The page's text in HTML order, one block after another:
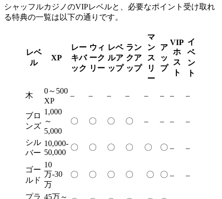
シャッフルカジノのVIPレベルと、必要なポイント受け取れ
る特典の一覧は以下の通りです。
レベ
ル
XP
レー
キバ
ック
ウィ
ーク
リー
レベ
ルア
ップ
ラン
クア
ップ
マ
ン
ス
リ
ー
ア
ッ
プ
VIP
ホ
ス
ト
イ
ベ
ン
ト
木
0～500
XP
– – – – – – – –
ブロ
ンズ
1,000
～
5,000
〇 〇 〇 〇 – – – –
シル
バー
10,000-
50,000
〇 〇 〇 〇 〇 〇 – –
ゴー
ルド
10
万-30
万
〇 〇 〇 〇 〇 〇 – –
プラ 45万～